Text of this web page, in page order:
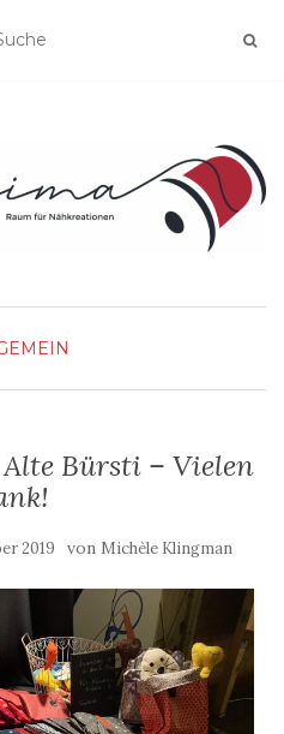
Bürsti – Vielen
2019 von Michèle Klingman